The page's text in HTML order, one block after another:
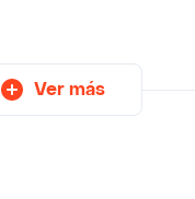
Ver más